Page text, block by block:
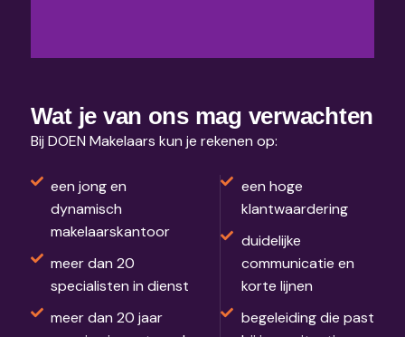
Wat je van ons mag verwachten
Bij DOEN Makelaars kun je rekenen op:
een jong en
dynamisch
makelaarskantoor
meer dan 20
specialisten in dienst
meer dan 20 jaar
een hoge
klantwaardering
duidelijke
communicatie en
korte lijnen
begeleiding die past